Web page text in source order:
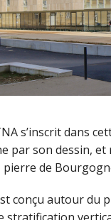
s’inscrit dans
par son dessin,
pierre de
conçu autour du
stratification